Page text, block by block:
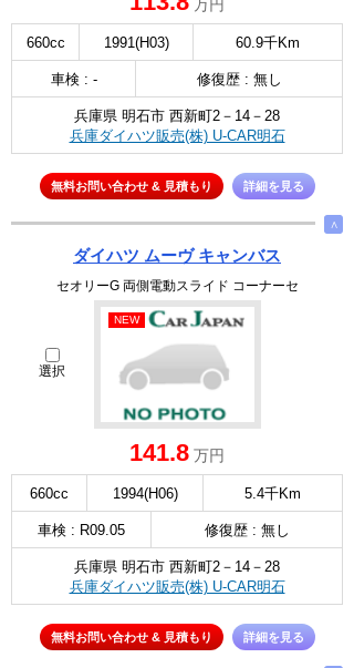
万円
660cc 1991(H03) 60.9千Km
車検 : - 修復歴 : 無し
兵庫県 明石市 西新町2－14－28
兵庫ダイハツ販売(株) U-CAR明石
無料お問い合わせ & 見積もり 詳細を見る
∧
ダイハツ ムーヴ キャンバス
セオリーG 両側電動スライド コーナーセ
選択
NEW
141.8 万円
660cc 1994(H06) 5.4千Km
車検 : R09.05 修復歴 : 無し
兵庫県 明石市 西新町2－14－28
兵庫ダイハツ販売(株) U-CAR明石
無料お問い合わせ & 見積もり 詳細を見る